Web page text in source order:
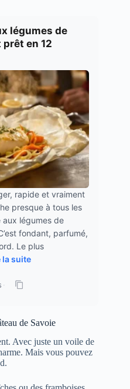
légumes de
en 12
rapide et vraiment
presque à tous les
légumes de
fondant, parfumé,
Le plus
la suite
·
de Savoie
Avec juste un voile de
Mais vous pouvez